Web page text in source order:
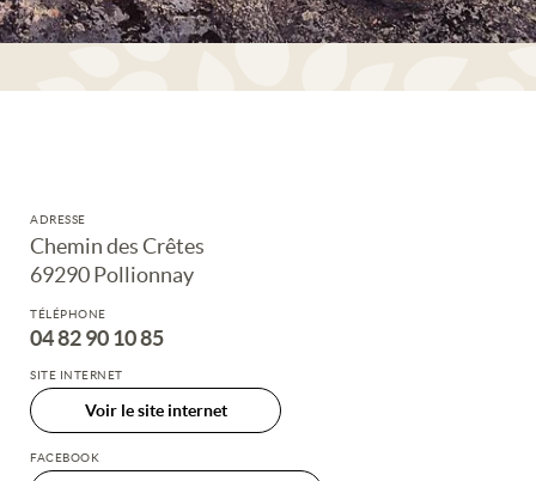
ADRESSE
Chemin des Crêtes
69290 Pollionnay
TÉLÉPHONE
04 82 90 10 85
SITE INTERNET
Voir le site internet
FACEBOOK